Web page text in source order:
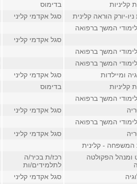
קליניות בדימוס
ניו-יורק הוראה קלינית סגל אקדמי קליני
המשך ברפואה
סגל אקדמי קליני
המשך ברפואה
המשך ברפואה
ומיילדות סגל אקדמי קליני
קליניות
בדימוס
המשך ברפואה
סגל אקדמי קליני
המשך ברפואה
סגל אקדמי קליני
המשפחה - קלינית
ומנהל הפקולטה
רכז/ת בכיר/ה
לתלמידים/ות
סגל אקדמי קליני